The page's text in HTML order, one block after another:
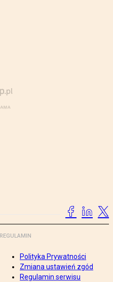
REGULAMIN
Polityka Prywatności
Zmiana ustawień zgód
Regulamin serwisu